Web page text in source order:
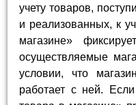
учету товаров,
и реализованных, к
магазине»
осуществляемые
условии, что
работает с ней.